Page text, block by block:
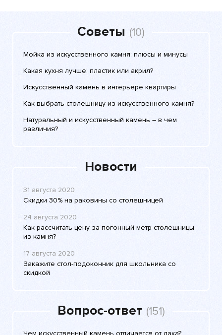
Советы (10)
Мойка из искусственного камня: плюсы и минусы
Какая кухня лучше: пластик или акрил?
Искусственный камень в интерьере квартиры
Как выбрать столешницу из искусственного камня?
Натуральный и искусственный камень – в чем
различия?
Новости
31 августа 2020
Скидки 30% на раковины со столешницей
24 августа 2020
Как рассчитать цену за погонный метр столешницы
из камня?
17 августа 2020
Закажите стол-подоконник для школьника со
скидкой
Вопрос-ответ (151)
Чем искусственный камень отличается от лака?